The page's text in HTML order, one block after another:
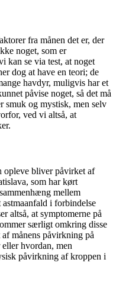
fra månen det er, der
noget, som er
kan se via test, at noget
dog at have en teori; de
havdyr, muligvis har et
påvise noget, så det må
smuk og mystisk, men selv
ved vi altså, at
opleve bliver påvirket af
som har kørt
mellem
i forbindelse
altså, at symptomerne på
særligt omkring disse
af månens påvirkning på
hvordan, men
påvirkning af kroppen i